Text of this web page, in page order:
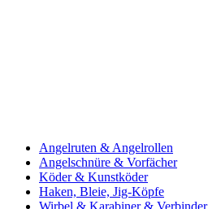
Angelruten & Angelrollen
Angelschnüre & Vorfächer
Köder & Kunstköder
Haken, Bleie, Jig-Köpfe
Wirbel & Karabiner & Verbinder